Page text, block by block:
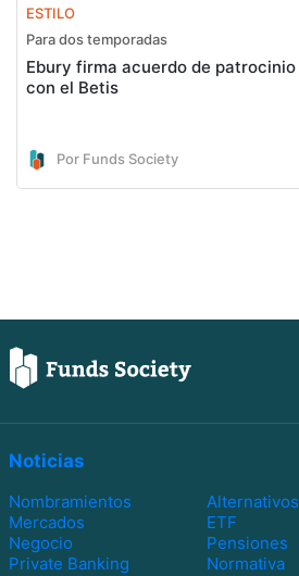
ESTILO
Para dos temporadas
Ebury firma acuerdo de patrocinio
con el Betis
Por Funds Society
Noticias
Nombramientos
Alternativos
Mercados
ETF
Negocio
Pensiones
Private Banking
Normativa